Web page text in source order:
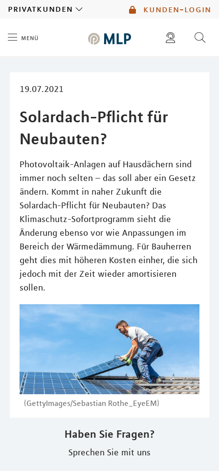
kunden-login
privatkunden
menü
19.07.2021
Solardach-Pflicht für
Neubauten?
Photovoltaik-Anlagen auf Hausdächern sind
immer noch selten – das soll aber ein Gesetz
ändern. Kommt in naher Zukunft die
Solardach-Pflicht für Neubauten? Das
Klimaschutz-Sofortprogramm sieht die
Änderung ebenso vor wie Anpassungen im
Bereich der Wärmedämmung. Für Bauherren
geht dies mit höheren Kosten einher, die sich
jedoch mit der Zeit wieder amortisieren
sollen.
(GettyImages/Sebastian Rothe_EyeEM)
Haben Sie Fragen?
Sprechen Sie mit uns